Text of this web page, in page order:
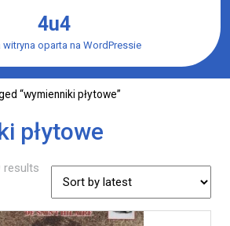
4u4
witryna oparta na WordPressie
“wymienniki płytowe”
płytowe
results